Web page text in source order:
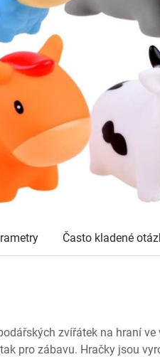
Často kladené
zvířátek na hraní ve
pro zábavu. Hračky jsou